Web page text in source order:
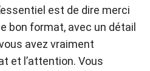
est de dire merci
bon format, avec un détail
avez vraiment
et l’attention. Vous